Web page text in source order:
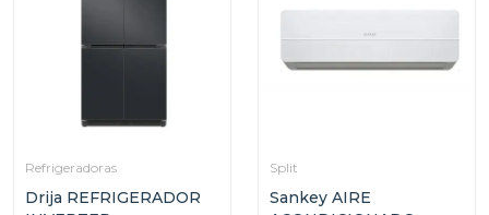
Refrigeradoras
Drija REFRIGERADOR
Split
Sankey AIRE